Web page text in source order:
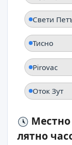
Свети
Тисно
Pirovac
Оток Зут
лятно